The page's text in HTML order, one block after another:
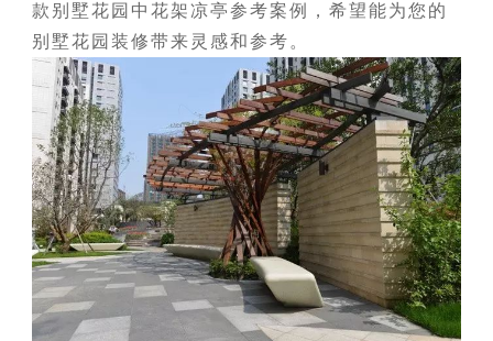
款别墅花园中花架凉亭参考案例，希望能为您的
别墅花园装修带来灵感和参考。